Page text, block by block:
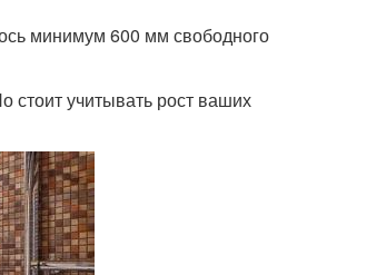
минимум 600 мм свободного
учитывать рост ваших